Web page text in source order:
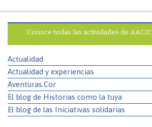
Conoce todas las actividades de AACIC
Actualidad
Actualidad y experiencias
Aventuras.Cor
El blog de Historias como la tuya
El blog de las Iniciativas solidarias